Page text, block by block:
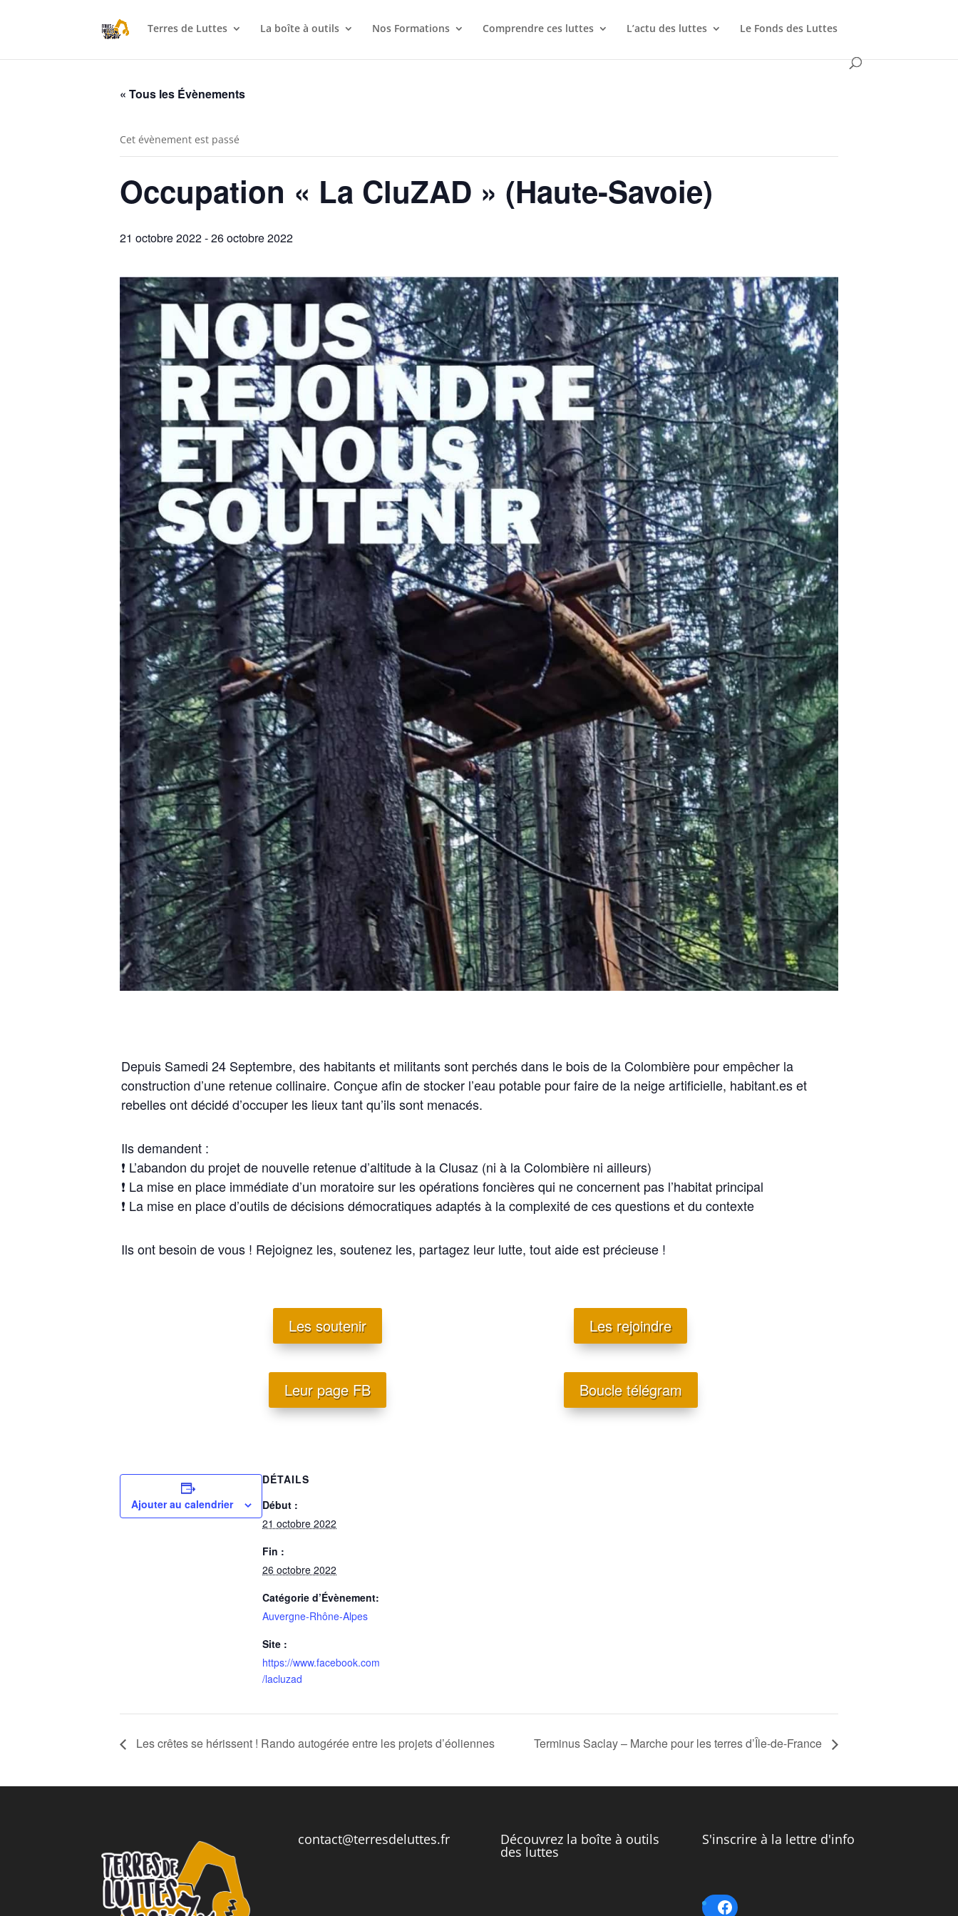
Terres de Luttes La boîte à outils Nos Formations Comprendre ces luttes L’actu des luttes Le Fonds des Luttes
« Tous les Évènements
Cet évènement est passé
Occupation « La CluZAD » (Haute-Savoie)
21 octobre 2022-26 octobre 2022
Depuis Samedi 24 Septembre, des habitants et militants sont perchés dans le bois de la Colombière pour empêcher la
construction d’une retenue collinaire. Conçue afin de stocker l’eau potable pour faire de la neige artificielle, habitant.es et
rebelles ont décidé d’occuper les lieux tant qu’ils sont menacés.
Ils demandent :
❗ L’abandon du projet de nouvelle retenue d’altitude à la Clusaz (ni à la Colombière ni ailleurs)
❗ La mise en place immédiate d’un moratoire sur les opérations foncières qui ne concernent pas l’habitat principal
❗ La mise en place d’outils de décisions démocratiques adaptés à la complexité de ces questions et du contexte
Ils ont besoin de vous ! Rejoignez les, soutenez les, partagez leur lutte, tout aide est précieuse !
Les soutenir Les rejoindre
Leur page FB Boucle télégram
Ajouter au calendrier
DÉTAILS
Début :
21 octobre 2022
Fin :
26 octobre 2022
Catégorie d’Évènement:
Auvergne-Rhône-Alpes
Site :
https://www.facebook.com
/lacluzad
Les crêtes se hérissent ! Rando autogérée entre les projets d’éoliennes Terminus Saclay – Marche pour les terres d’Île-de-France
contact@terresdeluttes.fr Découvrez la boîte à outils
des luttes
S'inscrire à la lettre d'info
Facebook